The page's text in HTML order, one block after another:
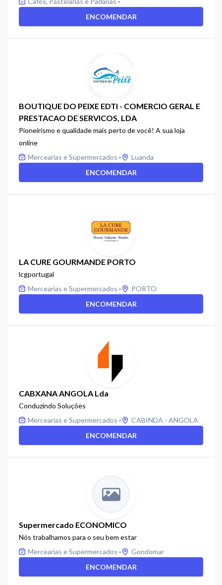
ENCOMENDAR
BOUTIQUE DO PEIXE EDTI - COMERCIO GERAL E
PRESTACAO DE SERVICOS, LDA
Pioneirismo e qualidade mais perto de você! A sua loja
online
Mercearias e Supermercados ·
Luanda
ENCOMENDAR
LA CURE GOURMANDE PORTO
lcgportugal
Mercearias e Supermercados ·
PORTO
ENCOMENDAR
CABXANA ANGOLA Lda
Conduzindo Soluções
Mercearias e Supermercados ·
CABINDA - ANGOLA
ENCOMENDAR
Supermercado ECONOMICO
Nós trabalhamos para o seu bem estar
Mercearias e Supermercados ·
Gondomar
ENCOMENDAR